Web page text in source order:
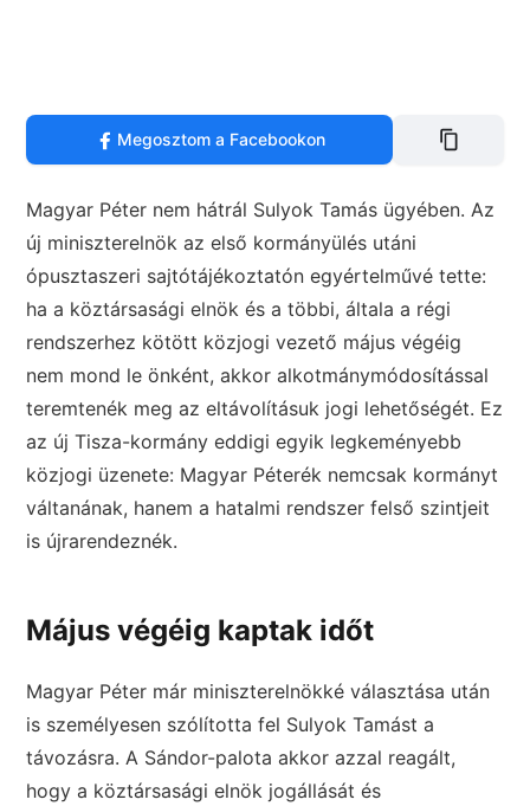
Megosztom a Facebookon
Magyar Péter nem hátrál Sulyok Tamás ügyében. Az
új miniszterelnök az első kormányülés utáni
ópusztaszeri sajtótájékoztatón egyértelművé tette:
ha a köztársasági elnök és a többi, általa a régi
rendszerhez kötött közjogi vezető május végéig
nem mond le önként, akkor alkotmánymódosítással
teremtenék meg az eltávolításuk jogi lehetőségét. Ez
az új Tisza-kormány eddigi egyik legkeményebb
közjogi üzenete: Magyar Péterék nemcsak kormányt
váltanának, hanem a hatalmi rendszer felső szintjeit
is újrarendeznék.
Május végéig kaptak időt
Magyar Péter már miniszterelnökké választása után
is személyesen szólította fel Sulyok Tamást a
távozásra. A Sándor-palota akkor azzal reagált,
hogy a köztársasági elnök jogállását és